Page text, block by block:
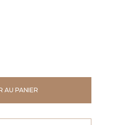
AU PANIER